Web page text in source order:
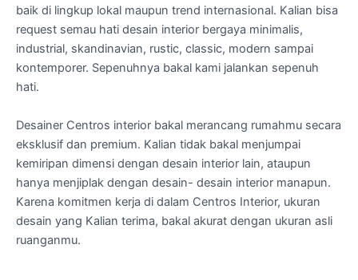
baik di lingkup lokal maupun trend internasional. Kalian bisa
request semau hati desain interior bergaya minimalis,
industrial, skandinavian, rustic, classic, modern sampai
kontemporer. Sepenuhnya bakal kami jalankan sepenuh
hati.
Desainer Centros interior bakal merancang rumahmu secara
eksklusif dan premium. Kalian tidak bakal menjumpai
kemiripan dimensi dengan desain interior lain, ataupun
hanya menjiplak dengan desain- desain interior manapun.
Karena komitmen kerja di dalam Centros Interior, ukuran
desain yang Kalian terima, bakal akurat dengan ukuran asli
ruanganmu.